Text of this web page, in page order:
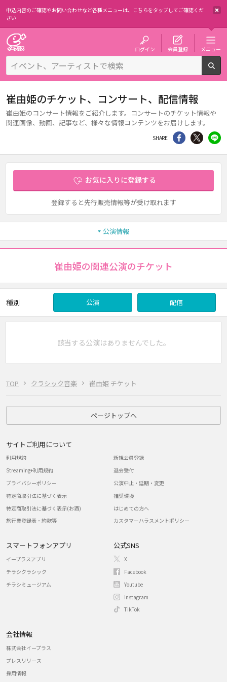
申込内容のご確認やお問い合わせなど各種メニューは、 こちらをタップしてご確認くだ
さい
ログイン 会員登録 メニュー
TOP クラシック音楽 崔由姫 チケット
崔由姫のチケット、コンサート、配信情報
崔由姫のコンサート情報をご紹介します。コンサートのチケット情報や
関連画像、動画、記事など、様々な情報コンテンツをお届けします。
SHARE シェア Twitter
お気に入りに登録する
登録すると先行販売情報等が受け取れます
公演情報
崔由姫の関連公演のチケット
種別 公演 配信
該当する公演はありませんでした。
ページトップへ
サイトご利用について
利用規約
Streaming+利用規約
プライバシーポリシー
特定商取引法に基づく表示
特定商取引法に基づく表示(お酒)
旅行業登録表・約款等
新規会員登録
退会受付
公演中止・延期・変更
推奨環境
はじめての方へ
カスタマーハラスメントポリシー
スマートフォンアプリ
イープラスアプリ
チラシクラシック
チラシミュージアム
公式SNS
X
Facebook
Youtube
Instagram
TikTok
会社情報
株式会社イープラス
プレスリリース
採用情報